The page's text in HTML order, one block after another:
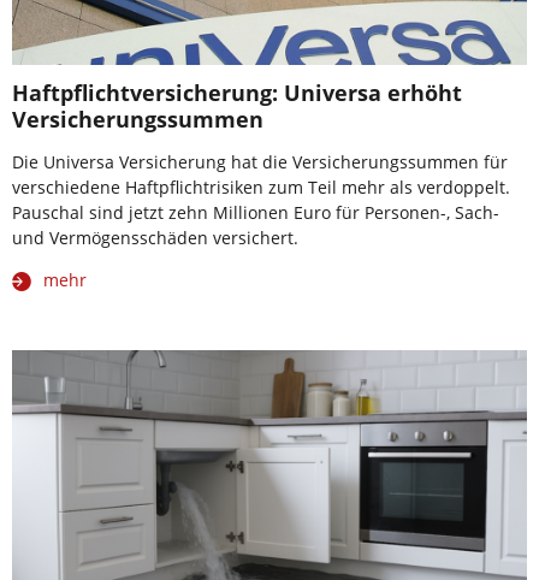
Haftpflichtversicherung: Universa erhöht
Versicherungssummen
Die Universa Versicherung hat die Versicherungssummen für
verschiedene Haftpflichtrisiken zum Teil mehr als verdoppelt.
Pauschal sind jetzt zehn Millionen Euro für Personen-, Sach-
und Vermögensschäden versichert.
mehr